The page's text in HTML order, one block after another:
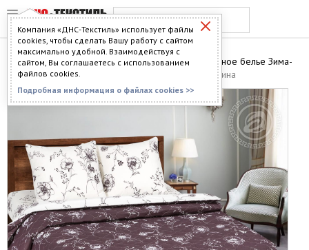
Компания «ДНС-Текстиль» использует файлы
cookies, чтобы сделать Вашу работу с сайтом
максимально удобной. Взаимодействуя с
сайтом, Вы соглашаетесь с использованием
файлов cookies.
Подробная информация о файлах cookies >>
Главная >Каталог>Постельное бельё>Постельное белье Зима-
Лето> Постельное белье "Зима-Лето" диз. Каролина